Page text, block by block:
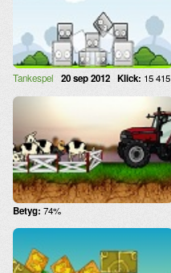
Tankespel 20 sep 2012 Klick: 15 415
Betyg: 74%